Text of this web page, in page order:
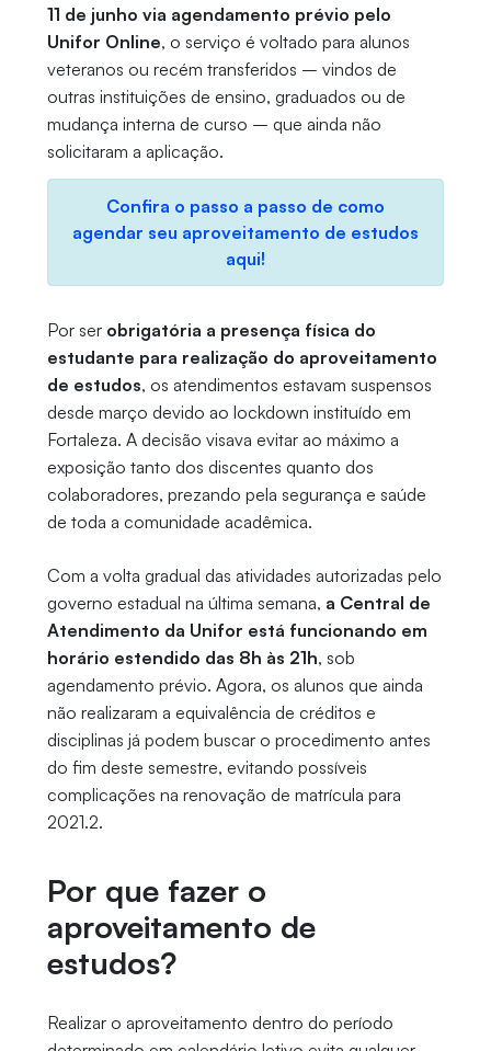
11 de junho via agendamento prévio pelo
Unifor Online, o serviço é voltado para alunos
veteranos ou recém transferidos – vindos de
outras instituições de ensino, graduados ou de
mudança interna de curso – que ainda não
solicitaram a aplicação.
Confira o passo a passo de como
agendar seu aproveitamento de estudos
aqui!
Por ser obrigatória a presença física do
estudante para realização do aproveitamento
de estudos, os atendimentos estavam suspensos
desde março devido ao lockdown instituído em
Fortaleza. A decisão visava evitar ao máximo a
exposição tanto dos discentes quanto dos
colaboradores, prezando pela segurança e saúde
de toda a comunidade acadêmica.
Com a volta gradual das atividades autorizadas pelo
governo estadual na última semana, a Central de
Atendimento da Unifor está funcionando em
horário estendido das 8h às 21h, sob
agendamento prévio. Agora, os alunos que ainda
não realizaram a equivalência de créditos e
disciplinas já podem buscar o procedimento antes
do fim deste semestre, evitando possíveis
complicações na renovação de matrícula para
2021.2.
Por que fazer o
aproveitamento de
estudos?
Realizar o aproveitamento dentro do período